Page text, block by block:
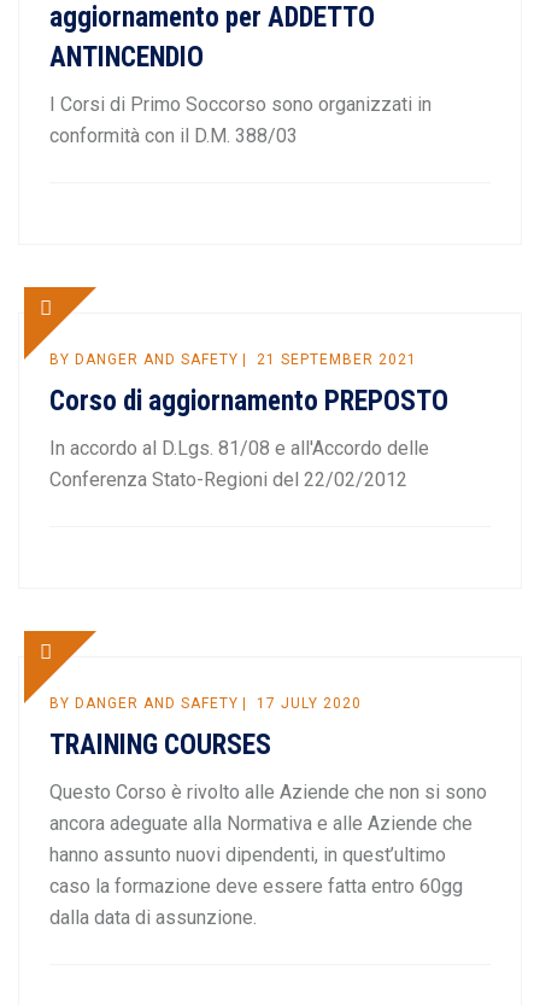
aggiornamento per ADDETTO
ANTINCENDIO
I Corsi di Primo Soccorso sono organizzati in
conformità con il D.M. 388/03
BY DANGER AND SAFETY 21 SEPTEMBER 2021
Corso di aggiornamento PREPOSTO
In accordo al D.Lgs. 81/08 e all'Accordo delle
Conferenza Stato-Regioni del 22/02/2012
BY DANGER AND SAFETY 17 JULY 2020
TRAINING COURSES
Questo Corso è rivolto alle Aziende che non si sono
ancora adeguate alla Normativa e alle Aziende che
hanno assunto nuovi dipendenti, in quest’ultimo
caso la formazione deve essere fatta entro 60gg
dalla data di assunzione.